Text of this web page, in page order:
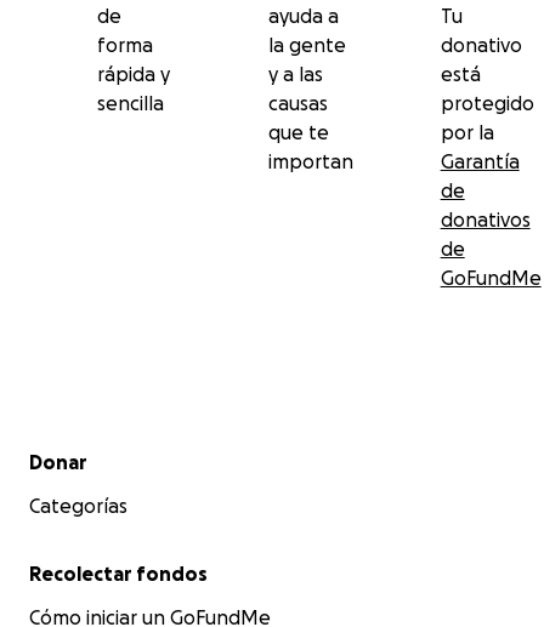
de
forma
rápida y
sencilla
ayuda a
la gente
y a las
causas
que te
importan
Tu
donativo
está
protegido
por la
Garantía
de
donativos
de
GoFundMe
Menú secundario
Donar
Categorías
Recolectar fondos
Cómo iniciar un GoFundMe